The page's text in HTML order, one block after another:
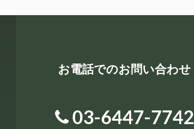
お電話でのお問い合わせ
03-6447-7742